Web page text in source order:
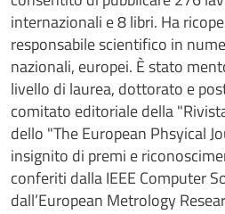
internazionali e 8 libri. Ha
responsabile scientifico in
nazionali, europei. È stato
livello di laurea, dottorato e
comitato editoriale della
dello "The European Phsyical
insignito di premi e
conferiti dalla IEEE Computer
dall’European Metrology